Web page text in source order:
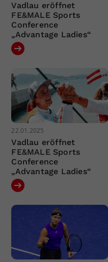
Vadlau eröffnet
FE&MALE Sports
Conference
„Advantage Ladies“
22.01.2025
Vadlau eröffnet
FE&MALE Sports
Conference
„Advantage Ladies“